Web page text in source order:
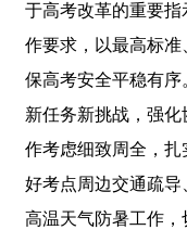
于高考改革的重要
作要求，以最高标
保高考安全平稳有
新任务新挑战，强
作考虑细致周全，
好考点周边交通疏导
高温天气防暑工作，